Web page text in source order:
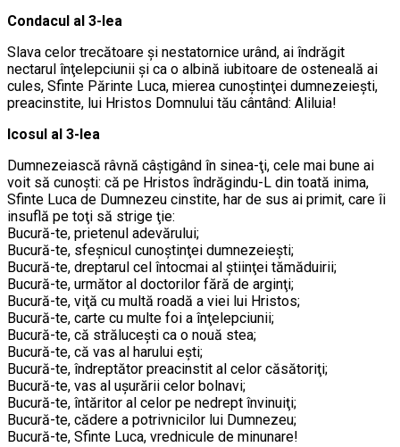
Condacul al 3-lea
Slava celor trecătoare şi nestatornice urând, ai îndrăgit
nectarul înţelepciunii şi ca o albină iubitoare de osteneală ai
cules, Sfinte Părinte Luca, mierea cunoştinţei dumnezeieşti,
preacinstite, lui Hristos Domnului tău cântând: Aliluia!
Icosul al 3-lea
Dumnezeiască râvnă câştigând în sinea-ţi, cele mai bune ai
voit să cunoşti: că pe Hristos îndrăgindu-L din toată inima,
Sfinte Luca de Dumnezeu cinstite, har de sus ai primit, care îi
insuflă pe toţi să strige ţie:
Bucură-te, prietenul adevărului;
Bucură-te, sfeşnicul cunoştinţei dumnezeieşti;
Bucură-te, dreptarul cel întocmai al ştiinţei tămăduirii;
Bucură-te, următor al doctorilor fără de arginţi;
Bucură-te, viţă cu multă roadă a viei lui Hristos;
Bucură-te, carte cu multe foi a înţelepciunii;
Bucură-te, că străluceşti ca o nouă stea;
Bucură-te, că vas al harului eşti;
Bucură-te, îndreptător preacinstit al celor căsătoriţi;
Bucură-te, vas al uşurării celor bolnavi;
Bucură-te, întăritor al celor pe nedrept învinuiţi;
Bucură-te, cădere a potrivnicilor lui Dumnezeu;
Bucură-te, Sfinte Luca, vrednicule de minunare!